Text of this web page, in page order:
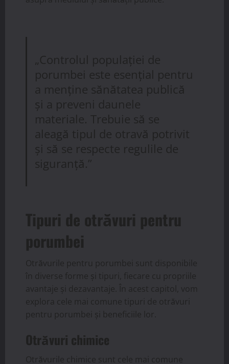
„Controlul populației de
porumbei este esențial pentru
a menține sănătatea publică
și a preveni daunele
materiale. Trebuie să se
aleagă tipul de otravă potrivit
și să se respecte regulile de
siguranță.”
Tipuri de otrăvuri pentru
porumbei
Otrăvurile pentru porumbei sunt disponibile
în diverse forme și tipuri, fiecare cu propriile
avantaje și dezavantaje. În acest capitol, vom
explora cele mai comune tipuri de otrăvuri
pentru porumbei și beneficiile lor.
Otrăvuri chimice
Otrăvurile chimice sunt cele mai comune